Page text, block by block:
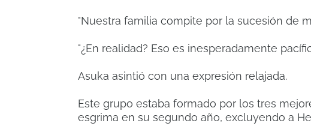
"Nuestra familia compite por la sucesión de
"¿En realidad? Eso es inesperadamente
Asuka asintió con una expresión relajada.
Este grupo estaba formado por los tres
esgrima en su segundo año, excluyendo a